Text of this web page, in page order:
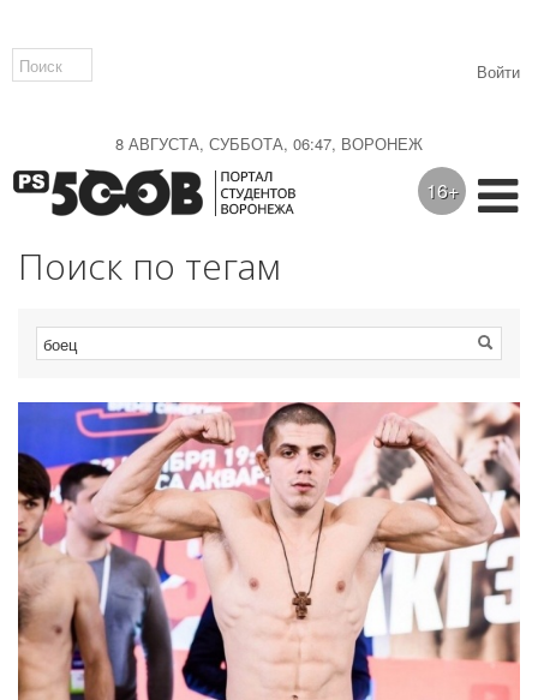
8 АВГУСТА, СУББОТА, 06:47, ВОРОНЕЖ
Войти
16+
Поиск по тегам